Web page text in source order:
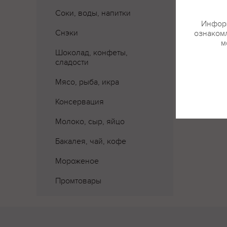
Соки, воды, напитки
Снэки
Шоколад, конфеты,
сладости
Мясо, рыба, икра
Консервация
Молоко, сыр, яйцо
Бакалея, чай, кофе
Мороженое
Промтовары